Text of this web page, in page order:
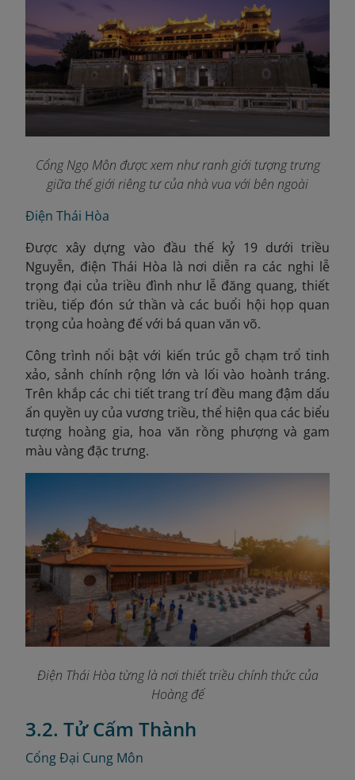
Cổng Ngọ Môn được xem như ranh giới tượng trưng
giữa thế giới riêng tư của nhà vua với bên ngoài
Điện Thái Hòa
Được xây dựng vào đầu thế kỷ 19 dưới triều
Nguyễn, điện Thái Hòa là nơi diễn ra các nghi lễ
trọng đại của triều đình như lễ đăng quang, thiết
triều, tiếp đón sứ thần và các buổi hội họp quan
trọng của hoàng đế với bá quan văn võ.
Công trình nổi bật với kiến trúc gỗ chạm trổ tinh
xảo, sảnh chính rộng lớn và lối vào hoành tráng.
Trên khắp các chi tiết trang trí đều mang đậm dấu
ấn quyền uy của vương triều, thể hiện qua các biểu
tượng hoàng gia, hoa văn rồng phượng và gam
màu vàng đặc trưng.
Điện Thái Hòa từng là nơi thiết triều chính thức của
Hoàng đế
3.2. Tử Cấm Thành
Cổng Đại Cung Môn